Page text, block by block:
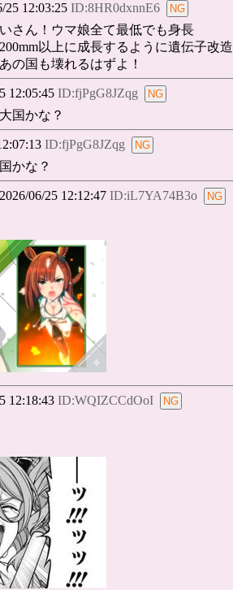
25 12:03:25 ID:8HR0dxnnE6
さん！ウマ娘全て最低でも身長
以上に成長するように遺伝子改造
の国も壊れるはずよ！
12:05:45 ID:fjPgG8JZqg
国かな？
ID:fjPgG8JZqg
かな？
06/25 12:12:47 ID:iL7YA74B3o
12:18:43 ID:WQIZCCdOoI